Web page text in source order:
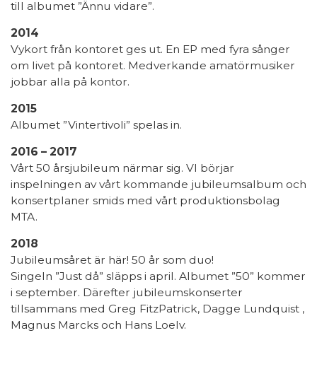
till albumet ”Ännu vidare”.
2014
Vykort från kontoret ges ut. En EP med fyra sånger
om livet på kontoret. Medverkande amatörmusiker
jobbar alla på kontor.
2015
Albumet ”Vintertivoli” spelas in.
2016 – 2017
Vårt 50 årsjubileum närmar sig. VI börjar
inspelningen av vårt kommande jubileumsalbum och
konsertplaner smids med vårt produktionsbolag
MTA.
2018
Jubileumsåret är här! 50 år som duo!
Singeln ”Just då” släpps i april. Albumet ”50” kommer
i september. Därefter jubileumskonserter
tillsammans med Greg FitzPatrick, Dagge Lundquist ,
Magnus Marcks och Hans Loelv.